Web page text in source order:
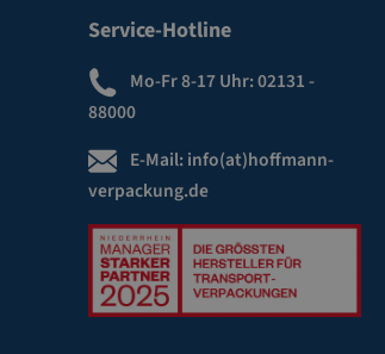
Service-Hotline
Mo-Fr 8-17 Uhr:02131 -
88000
E-Mail: info(at)hoffmann-
verpackung.de